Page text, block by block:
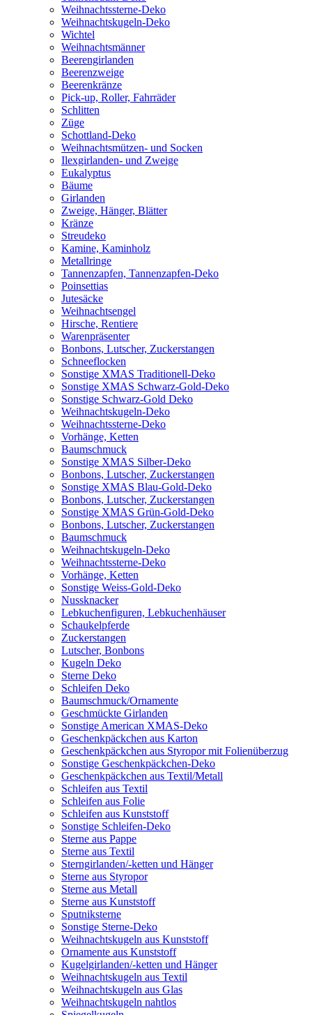
Weihnachtssterne-Deko
Weihnachtskugeln-Deko
Wichtel
Weihnachtsmänner
Beerengirlanden
Beerenzweige
Beerenkränze
Pick-up, Roller, Fahrräder
Schlitten
Züge
Schottland-Deko
Weihnachtsmützen- und Socken
Ilexgirlanden- und Zweige
Eukalyptus
Bäume
Girlanden
Zweige, Hänger, Blätter
Kränze
Streudeko
Kamine, Kaminholz
Metallringe
Tannenzapfen, Tannenzapfen-Deko
Poinsettias
Jutesäcke
Weihnachtsengel
Hirsche, Rentiere
Warenpräsenter
Bonbons, Lutscher, Zuckerstangen
Schneeflocken
Sonstige XMAS Traditionell-Deko
Sonstige XMAS Schwarz-Gold-Deko
Sonstige Schwarz-Gold Deko
Weihnachtskugeln-Deko
Weihnachtssterne-Deko
Vorhänge, Ketten
Baumschmuck
Sonstige XMAS Silber-Deko
Bonbons, Lutscher, Zuckerstangen
Sonstige XMAS Blau-Gold-Deko
Bonbons, Lutscher, Zuckerstangen
Sonstige XMAS Grün-Gold-Deko
Bonbons, Lutscher, Zuckerstangen
Baumschmuck
Weihnachtskugeln-Deko
Weihnachtssterne-Deko
Vorhänge, Ketten
Sonstige Weiss-Gold-Deko
Nussknacker
Lebkuchenfiguren, Lebkuchenhäuser
Schaukelpferde
Zuckerstangen
Lutscher, Bonbons
Kugeln Deko
Sterne Deko
Schleifen Deko
Baumschmuck/Ornamente
Geschmückte Girlanden
Sonstige American XMAS-Deko
Geschenkpäckchen aus Karton
Geschenkpäckchen aus Styropor mit Folienüberzug
Sonstige Geschenkpäckchen-Deko
Geschenkpäckchen aus Textil/Metall
Schleifen aus Textil
Schleifen aus Folie
Schleifen aus Kunststoff
Sonstige Schleifen-Deko
Sterne aus Pappe
Sterne aus Textil
Sterngirlanden/-ketten und Hänger
Sterne aus Styropor
Sterne aus Metall
Sterne aus Kunststoff
Sputniksterne
Sonstige Sterne-Deko
Weihnachtskugeln aus Kunststoff
Ornamente aus Kunststoff
Kugelgirlanden/-ketten und Hänger
Weihnachtskugeln aus Textil
Weihnachtskugeln aus Glas
Weihnachtskugeln nahtlos